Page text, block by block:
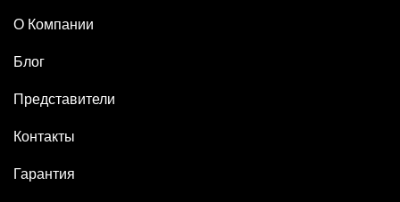
О Компании
Блог
Представители
Контакты
Гарантия